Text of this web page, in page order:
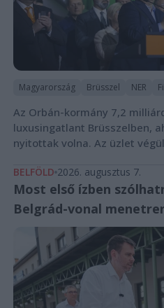
Magyarország Brüsszel NER
Az Orbán-kormány 7,2
luxusingatlant Brüsszelben,
nyitottak volna. Az üzlet
BELFÖLD 2026. augusztus 7.
Most első ízben
Belgrád-vonal